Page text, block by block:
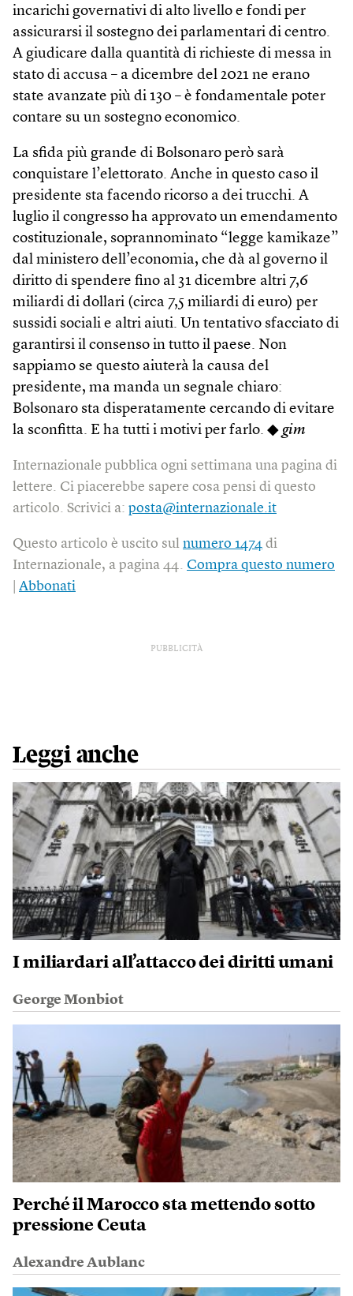
incarichi governativi di alto livello e fondi per
assicurarsi il sostegno dei parlamentari di centro.
A giudicare dalla quantità di richieste di messa in
stato di accusa – a dicembre del 2021 ne erano
state avanzate più di 130 – è fondamentale poter
contare su un sostegno economico.
La sfida più grande di Bolsonaro però sarà
conquistare l’elettorato. Anche in questo caso il
presidente sta facendo ricorso a dei trucchi. A
luglio il congresso ha approvato un emendamento
costituzionale, soprannominato “legge kamikaze”
dal ministero dell’economia, che dà al governo il
diritto di spendere fino al 31 dicembre altri 7,6
miliardi di dollari (circa 7,5 miliardi di euro) per
sussidi sociali e altri aiuti. Un tentativo sfacciato di
garantirsi il consenso in tutto il paese. Non
sappiamo se questo aiuterà la causa del
presidente, ma manda un segnale chiaro:
Bolsonaro sta disperatamente cercando di evitare
la sconfitta. E ha tutti i motivi per farlo. ◆ gim
Internazionale pubblica ogni settimana una pagina di
lettere. Ci piacerebbe sapere cosa pensi di questo
articolo. Scrivici a: posta@internazionale.it
Questo articolo è uscito sul numero 1474 di
Internazionale, a pagina 44. Compra questo numero
Abbonati
PUBBLICITÀ
Leggi anche
I miliardari all’attacco dei diritti umani
George Monbiot
Perché il Marocco sta mettendo sotto
pressione Ceuta
Alexandre Aublanc